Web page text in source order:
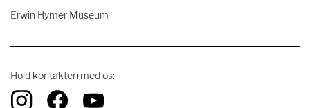
Erwin Hymer Museum
Hold kontakten med os: